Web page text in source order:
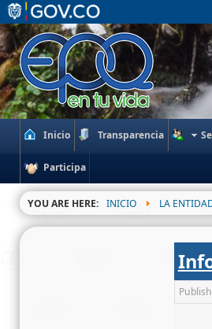
Inicio Transparencia
Participa
YOU ARE HERE: INICIO LA